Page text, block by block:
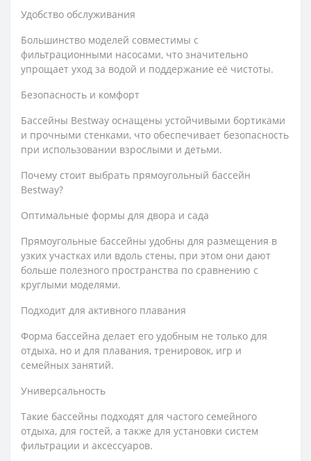
Удобство обслуживания
Большинство моделей совместимы с
фильтрационными насосами, что значительно
упрощает уход за водой и поддержание её чистоты.
Безопасность и комфорт
Бассейны Bestway оснащены устойчивыми бортиками
и прочными стенками, что обеспечивает безопасность
при использовании взрослыми и детьми.
Почему стоит выбрать прямоугольный бассейн
Bestway?
Оптимальные формы для двора и сада
Прямоугольные бассейны удобны для размещения в
узких участках или вдоль стены, при этом они дают
больше полезного пространства по сравнению с
круглыми моделями.
Подходит для активного плавания
Форма бассейна делает его удобным не только для
отдыха, но и для плавания, тренировок, игр и
семейных занятий.
Универсальность
Такие бассейны подходят для частого семейного
отдыха, для гостей, а также для установки систем
фильтрации и аксессуаров.